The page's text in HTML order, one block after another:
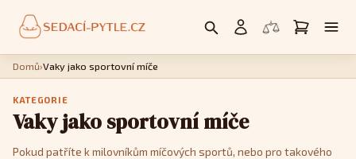
Domů›Vaky jako sportovní míče
KATEGORIE
Vaky jako sportovní míče
Pokud patříte k milovníkům míčových sportů, nebo pro takového